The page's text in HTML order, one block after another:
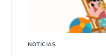
NOTICIAS